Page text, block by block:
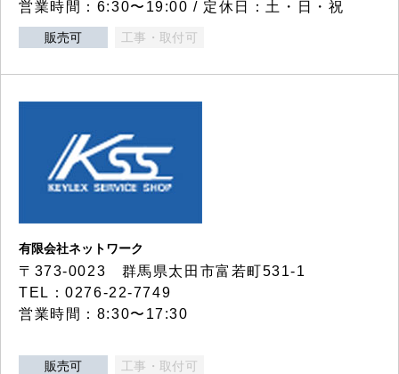
営業時間：6:30〜19:00 / 定休日：土・日・祝
販売可 工事・取付可
有限会社ネットワーク
〒373-0023 群馬県太田市富若町531-1
TEL：0276-22-7749
営業時間：8:30〜17:30
販売可 工事・取付可